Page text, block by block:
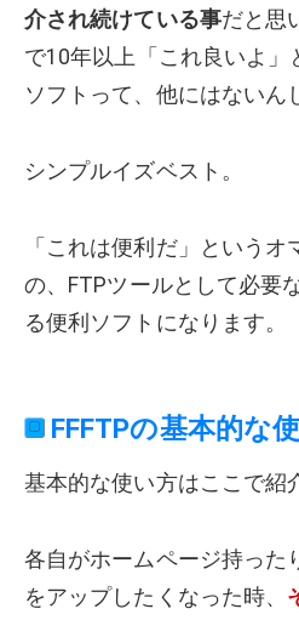
介され続けている事だと思
で10年以上「これ良いよ」
ソフトって、他にはないん
シンプルイズベスト。
「これは便利だ」という
の、FTPツールとして必要
る便利ソフトになります。
FFFTPの基本的な
基本的な使い方はここで紹
各自がホームページ持った
をアップしたくなった時、